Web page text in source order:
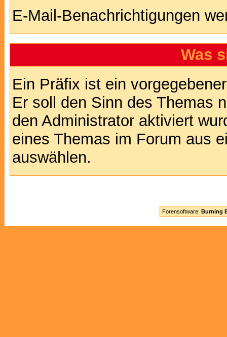
E-Mail-Benachrichtigungen
Was
Ein Präfix ist ein
Er soll den Sinn des Themas
den Administrator aktiviert
eines Themas im Forum aus
auswählen.
Forensoftware: Burning